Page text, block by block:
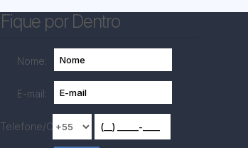
Fique por Dentro
Nome:
E-mail:
Telefone/Celular: